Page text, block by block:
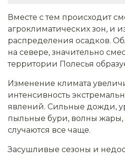
Вместе с тем происходит
агроклиматических зон, и
распределения осадков.
на севере, значительно
территории Полесья
Изменение климата
интенсивность
явлений. Сильные дожди,
пыльные бури, волны жары,
случаются все чаще.
Засушливые сезоны и